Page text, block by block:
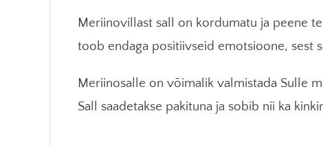
Meriinovillast sall on kordumatu ja peene
toob endaga positiivseid emotsioone, sest
Meriinosalle on võimalik valmistada Sulle
Sall saadetakse pakituna ja sobib nii ka